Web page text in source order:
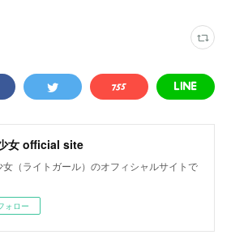
女 official site
女（ライトガール）のオフィシャルサイトで
ォロー